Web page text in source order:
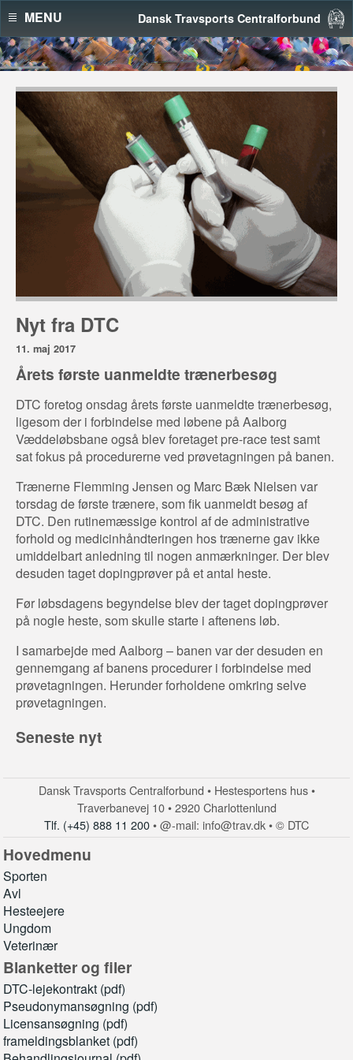
Dansk Travsports Centralforbund
MENU
Nyt fra DTC
11. maj 2017
Årets første uanmeldte trænerbesøg
DTC foretog onsdag årets første uanmeldte trænerbesøg,
ligesom der i forbindelse med løbene på Aalborg
Væddeløbsbane også blev foretaget pre-race test samt
sat fokus på procedurerne ved prøvetagningen på banen.
Trænerne Flemming Jensen og Marc Bæk Nielsen var
torsdag de første trænere, som fik uanmeldt besøg af
DTC. Den rutinemæssige kontrol af de administrative
forhold og medicinhåndteringen hos trænerne gav ikke
umiddelbart anledning til nogen anmærkninger. Der blev
desuden taget dopingprøver på et antal heste.
Før løbsdagens begyndelse blev der taget dopingprøver
på nogle heste, som skulle starte i aftenens løb.
I samarbejde med Aalborg – banen var der desuden en
gennemgang af banens procedurer i forbindelse med
prøvetagningen. Herunder forholdene omkring selve
prøvetagningen.
Seneste nyt
Dansk Travsports Centralforbund • Hestesportens hus •
Traverbanevej 10 • 2920 Charlottenlund
Tlf. (+45) 888 11 200• @-mail: info@trav.dk • © DTC
Hovedmenu
Sporten
Avl
Hesteejere
Ungdom
Veterinær
Blanketter og filer
DTC-lejekontrakt (pdf)
Pseudonymansøgning (pdf)
Licensansøgning (pdf)
frameldingsblanket (pdf)